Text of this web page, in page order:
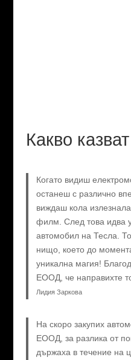
Какво
Когато видиш
останеш с различно
виждаш кола
филм. След това идва
автомобил на Тесла.
нищо, което до
уникална магия!
ЕООД, че направихте
Лидия Заркова
На скоро закупих
ЕООД, за разлика от
държаха в течение на